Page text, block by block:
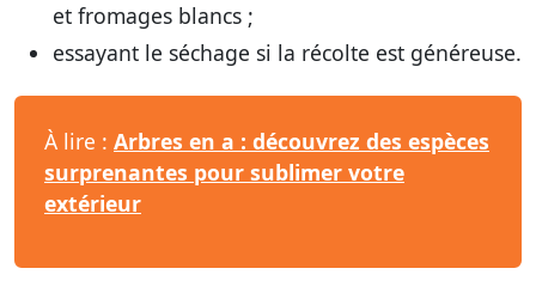
et fromages blancs ;
essayant le séchage si la récolte est généreuse.
À lire : Arbres en a : découvrez des espèces
surprenantes pour sublimer votre
extérieur